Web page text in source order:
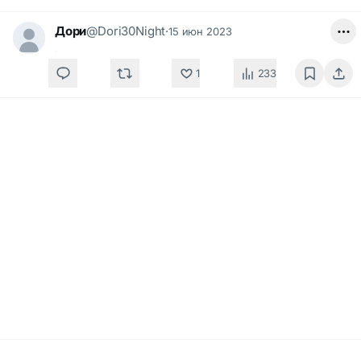
Дори@Dori30Night·15 июн 2023
1 233